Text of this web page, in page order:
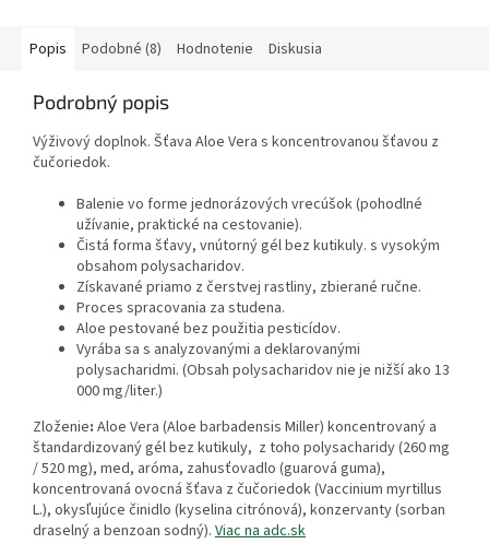
Popis Podobné (8) Hodnotenie Diskusia
Podrobný popis
Výživový doplnok. Šťava Aloe Vera s koncentrovanou šťavou z
čučoriedok.
Balenie vo forme jednorázových vrecúšok (pohodlné
užívanie, praktické na cestovanie).
Čistá forma šťavy, vnútorný gél bez kutikuly. s vysokým
obsahom polysacharidov.
Získavané priamo z čerstvej rastliny, zbierané ručne.
Proces spracovania za studena.
Aloe pestované bez použitia pesticídov.
Vyrába sa s analyzovanými a deklarovanými
polysacharidmi. (Obsah polysacharidov nie je nižší ako 13
000 mg/liter.)
Zloženie: Aloe Vera (Aloe barbadensis Miller) koncentrovaný a
štandardizovaný gél bez kutikuly, z toho polysacharidy (260 mg
/ 520 mg), med, aróma, zahusťovadlo (guarová guma),
koncentrovaná ovocná šťava z čučoriedok (Vaccinium myrtillus
L.), okysľujúce činidlo (kyselina citrónová), konzervanty (sorban
draselný a benzoan sodný). Viac na adc.sk